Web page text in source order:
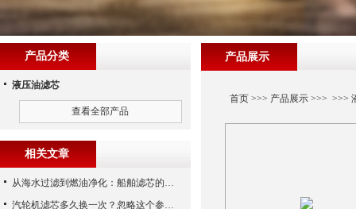
产品展示
首页>>> 产品展示>>> >>>
产品分类
液压油滤芯
查看全部产品
相关文章
从海水过滤到燃油净化：船舶滤芯的多场景应用解析
汽轮机滤芯多久换一次？忽略这个参数，机组非停损失可能上百万！